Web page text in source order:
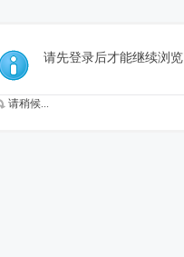
请先登录后才能继续浏览
请稍候...